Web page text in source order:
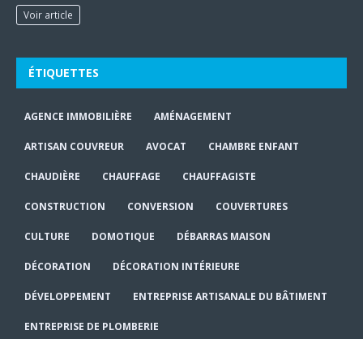
Voir article
ÉTIQUETTES
AGENCE IMMOBILIÈRE AMÉNAGEMENT
ARTISAN COUVREUR AVOCAT CHAMBRE ENFANT
CHAUDIÈRE CHAUFFAGE CHAUFFAGISTE
CONSTRUCTION CONVERSION COUVERTURES
CULTURE DOMOTIQUE DÉBARRAS MAISON
DÉCORATION DÉCORATION INTÉRIEURE
DÉVELOPPEMENT ENTREPRISE ARTISANALE DU BÂTIMENT
ENTREPRISE DE PLOMBERIE